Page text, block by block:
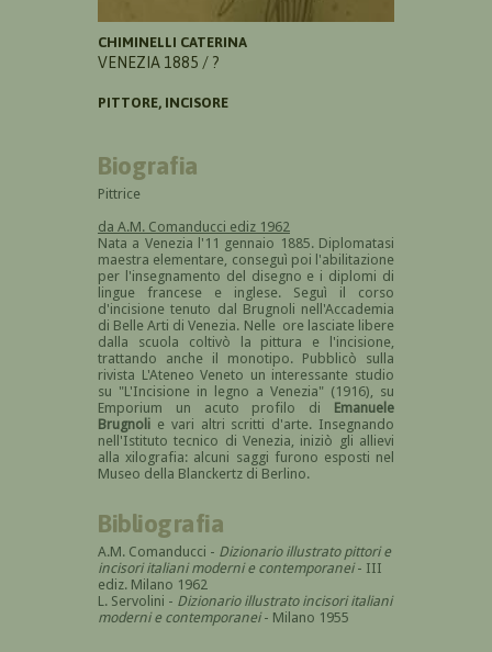
CHIMINELLI CATERINA
VENEZIA 1885 / ?
PITTORE, INCISORE
Biografia
Pittrice
da A.M. Comanducci ediz 1962
Nata a Venezia l'11 gennaio 1885. Diplomatasi
maestra elementare, conseguì poi l'abilitazione
per l'insegnamento del disegno e i diplomi di
lingue francese e inglese. Seguì il corso
d'incisione tenuto dal Brugnoli nell'Accademia
di Belle Arti di Venezia. Nelle ore lasciate libere
dalla scuola coltivò la pittura e l'incisione,
trattando anche il monotipo. Pubblicò sulla
rivista L'Ateneo Veneto un interessante studio
su "L'Incisione in legno a Venezia" (1916), su
Emporium un acuto profilo di Emanuele
Brugnoli e vari altri scritti d'arte. Insegnando
nell'Istituto tecnico di Venezia, iniziò gli allievi
alla xilografia: alcuni saggi furono esposti nel
Museo della Blanckertz di Berlino.
Bibliografia
A.M. Comanducci - Dizionario illustrato pittori e
incisori italiani moderni e contemporanei- III
ediz. Milano 1962
L. Servolini - Dizionario illustrato incisori italiani
moderni e contemporanei- Milano 1955